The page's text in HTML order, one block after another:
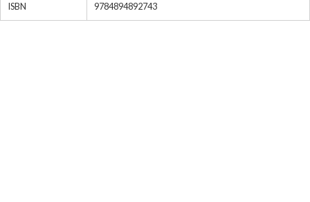
ISBN 9784894892743